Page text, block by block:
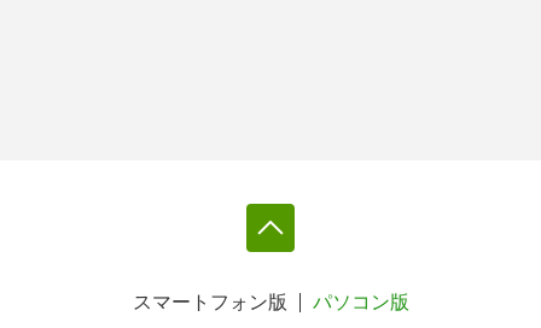
スマートフォン版 パソコン版